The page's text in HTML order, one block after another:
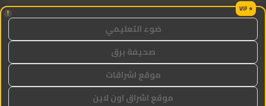
!
ضوء التعليمي
صحيفة برق
موقع اشراقات
موقع اشراق اون لاين